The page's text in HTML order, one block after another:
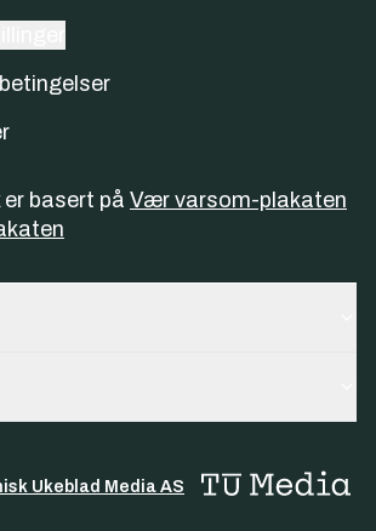
basert på Vær varsom-plakaten
Ukeblad Media AS